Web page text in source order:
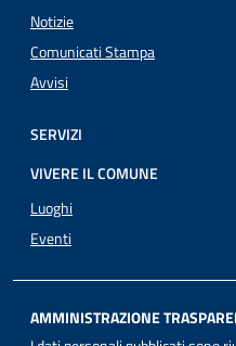
Notizie
Comunicati Stampa
Avvisi
SERVIZI
VIVERE IL COMUNE
Luoghi
Eventi
AMMINISTRAZIONE